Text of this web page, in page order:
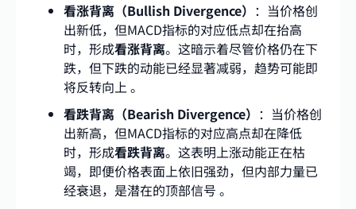
看涨背离（Bullish Divergence） ：当价格创
出新低，但MACD指标的对应低点却在抬高
时，形成看涨背离。这暗示着尽管价格仍在下
跌，但下跌的动能已经显著减弱，趋势可能即
将反转向上 。
看跌背离（Bearish Divergence） ：当价格创
出新高，但MACD指标的对应高点却在降低
时，形成看跌背离。这表明上涨动能正在枯
竭，即便价格表面上依旧强劲，但内部力量已
经衰退，是潜在的顶部信号 。